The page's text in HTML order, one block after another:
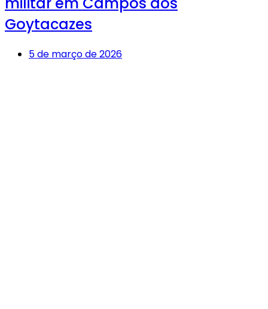
Goytacazes
5 de março de 2026